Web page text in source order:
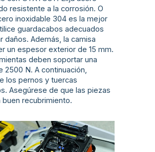
resistente a la corrosión. O
inoxidable 304 es la mejor
guardacabos adecuados
daños. Además, la camisa
un espesor exterior de 15 mm.
deben soportar una
2500 N. A continuación,
los pernos y tuercas
Asegúrese de que las piezas
buen recubrimiento.